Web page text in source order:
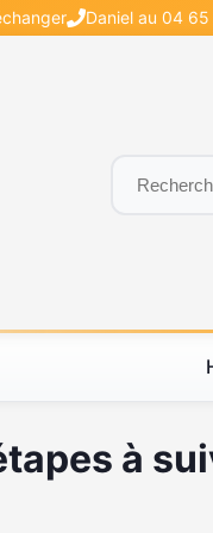
Daniel au 04
à